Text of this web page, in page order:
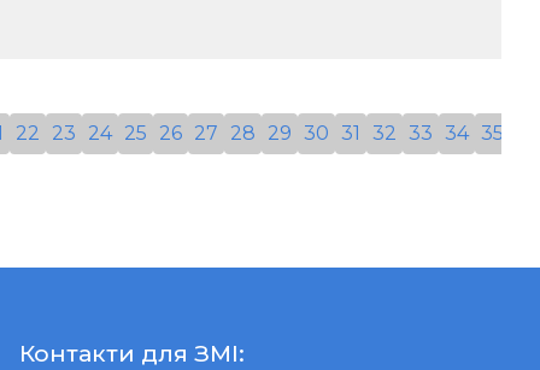
04114, Місто Київ, Вулиця Красицького,
22 23 24 25 26 27 28 29 30 31 32 33 34 35
Контакти для ЗМІ: